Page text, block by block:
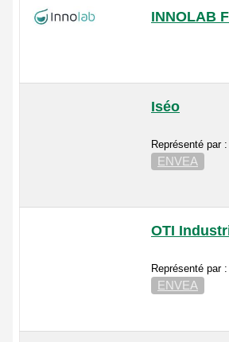
INNOLAB
Iséo
Représenté par :
ENVEA
OTI
Représenté par :
ENVEA